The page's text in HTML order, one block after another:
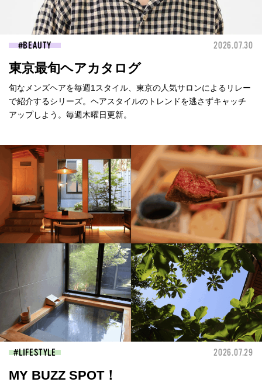
BEAUTY 2026.07.30
東京最旬ヘアカタログ
旬なメンズヘアを毎週1スタイル、東京の人気サロンによるリレー
で紹介するシリーズ。ヘアスタイルのトレンドを逃さずキャッチ
アップしよう。毎週木曜日更新。
LIFESTYLE 2026.07.29
MY BUZZ SPOT！